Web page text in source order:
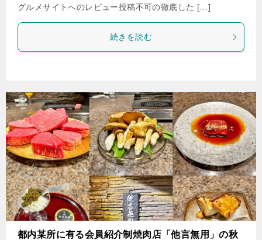
グルメサイトへのレビュー投稿不可の徹底した […]
続きを読む
都内某所に有る会員紹介制焼肉店「他言無用」の秋